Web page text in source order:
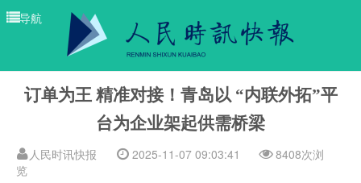
导航
订单为王 精准对接！青岛以 “内联外拓”平
台为企业架起供需桥梁
人民时讯快报 2025-11-07 09:03:41
8408次浏
览